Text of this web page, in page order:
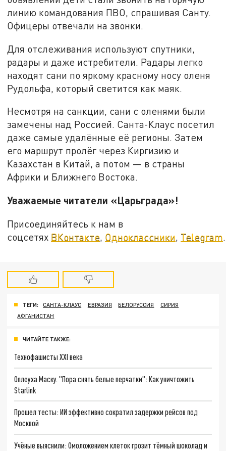
линию командования ПВО, спрашивая Санту.
Офицеры отвечали на звонки.
Для отслеживания используют спутники,
радары и даже истребители. Радары легко
находят сани по яркому красному носу оленя
Рудольфа, который светится как маяк.
Несмотря на санкции, сани с оленями были
замечены над Россией. Санта-Клаус посетил
даже самые удалённые её регионы. Затем
его маршрут пролёг через Киргизию и
Казахстан в Китай, а потом — в страны
Африки и Ближнего Востока.
Уважаемые читатели «Царьграда»!
Присоединяйтесь к нам в
соцсетях ВКонтакте Одноклассники Telegram
ТЕГИ: САНТА-КЛАУС ЕВРАЗИЯ БЕЛОРУССИЯ
СИРИЯ
АФГАНИСТАН
ЧИТАЙТЕ ТАКЖЕ:
Технофашисты XXI века
Оплеуха Маску. "Пора снять белые перчатки": Как уничтожить
Starlink
Прошел тесты: ИИ эффективно сократил задержки рейсов под
Москвой
Учёные выяснили: Омоложением клеток грозит тёмный шоколад и